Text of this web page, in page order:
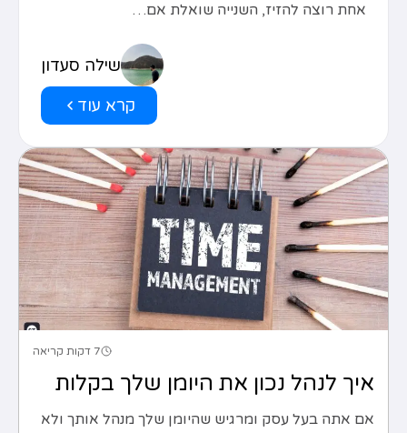
אחת רוצה להזיז, השנייה שואלת אם…
קרא עוד
שילה סעדון
7 דקות קריאה
איך לנהל נכון את היומן שלך בקלות
אם אתה בעל עסק ומרגיש שהיומן שלך מנהל אותך ולא